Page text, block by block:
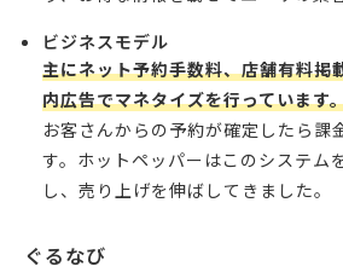
ビジネスモデル
主にネット予約手数料、店舗有料掲
内広告でマネタイズを行っています
お客さんからの予約が確定したら課
す。ホットペッパーはこのシステム
し、売り上げを伸ばしてきました。
ぐるなび